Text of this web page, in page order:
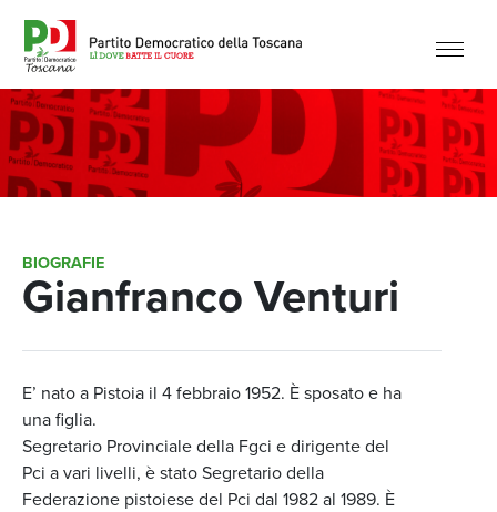
BIOGRAFIE
Gianfranco Venturi
E’ nato a Pistoia il 4 febbraio 1952. È sposato e ha
una figlia.
Segretario Provinciale della Fgci e dirigente del
Pci a vari livelli, è stato Segretario della
Federazione pistoiese del Pci dal 1982 al 1989. È